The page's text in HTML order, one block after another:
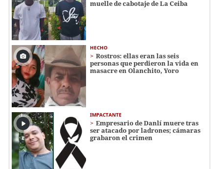
muelle de cabotaje de La Ceiba
HECHO
Rostros: ellas eran las seis
personas que perdieron la vida en
masacre en Olanchito, Yoro
IMPACTANTE
Empresario de Danlí muere tras
ser atacado por ladrones; cámaras
grabaron el crimen